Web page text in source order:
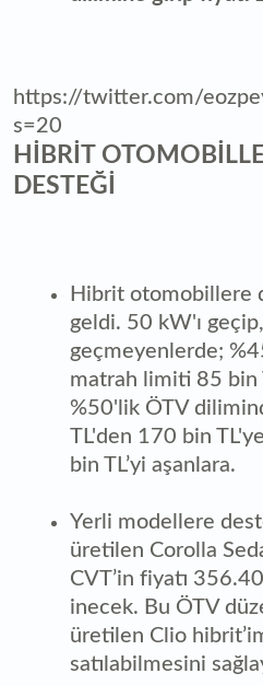
https://twitter.com/
s=20
HİBRİT
DESTEĞİ
Hibrit otomobillere
geldi. 50 kW'ı
geçmeyenlerde;
matrah limiti 85 bin
%50'lik ÖTV
TL'den 170 bin
bin TL’yi aşanlara.
Yerli modellere
üretilen Corolla
CVT’in fiyatı
inecek. Bu ÖTV
üretilen Clio
satılabilmesini